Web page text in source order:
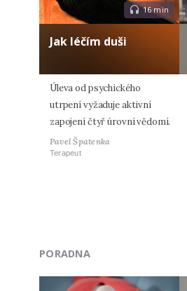
16 min
Jak léčím duši
Úleva od psychického
utrpení vyžaduje aktivní
zapojení čtyř úrovní vědomí.
Pavel Špatenka
Terapeut
PORADNA